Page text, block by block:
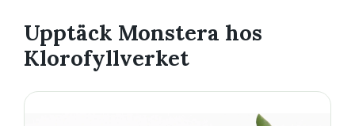
Upptäck Monstera hos
Klorofyllverket